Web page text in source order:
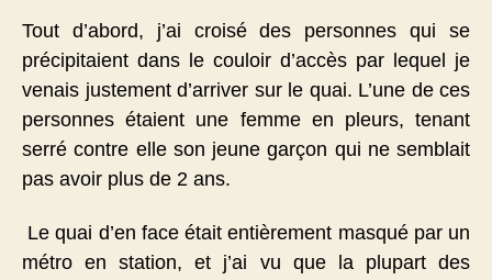
Tout d’abord, j’ai croisé des personnes qui se
précipitaient dans le couloir d’accès par lequel je
venais justement d’arriver sur le quai. L’une de ces
personnes étaient une femme en pleurs, tenant
serré contre elle son jeune garçon qui ne semblait
pas avoir plus de 2 ans.
Le quai d’en face était entièrement masqué par un
métro en station, et j’ai vu que la plupart des